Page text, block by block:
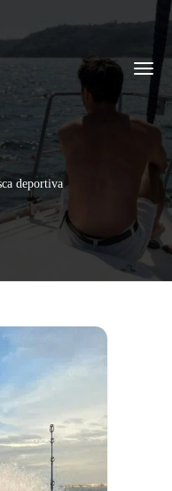
deportiva